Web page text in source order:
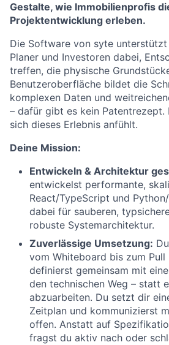
Gestalte, wie Immobilienprofis
Projektentwicklung erleben.
Die Software von syte
Planer und Investoren dabei,
treffen, die physische
Benutzeroberfläche bildet die
komplexen Daten und
– dafür gibt es kein Patentrezept.
sich dieses Erlebnis anfühlt.
Deine Mission:
Entwickeln & Architektur
entwickelst performante,
React/TypeScript und
dabei für sauberen,
robuste Systemarchitektur.
Zuverlässige Umsetzung:
vom Whiteboard bis zum Pull
definierst gemeinsam mit
den technischen Weg – statt
abzuarbeiten. Du setzt dir
Zeitplan und kommunizierst
offen. Anstatt auf
fragst du aktiv nach oder